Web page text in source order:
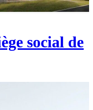
social de